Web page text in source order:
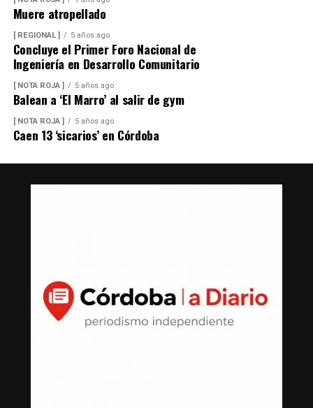
Muere atropellado
[ REGIONAL ] 5 años ago
Concluye el Primer Foro Nacional de
Ingeniería en Desarrollo Comunitario
[ NOTA ROJA ] 5 años ago
Balean a ‘El Marro’ al salir de gym
[ NOTA ROJA ] 5 años ago
Caen 13 ‘sicarios’ en Córdoba